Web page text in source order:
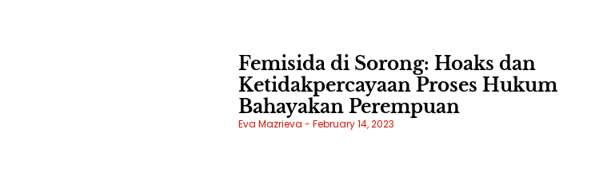
Femisida di Sorong: Hoaks dan
Ketidakpercayaan Proses Hukum
Bahayakan Perempuan
Eva Mazrieva February 14, 2023